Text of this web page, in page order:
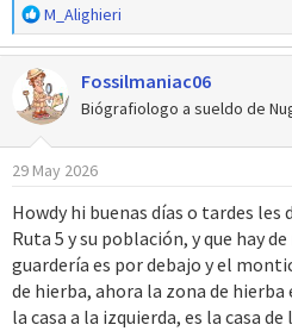
R
e
a
c
c
i
o
n
s
:
M_Alighieri
Fossilmaniac06
Biógrafiologo a sueldo de
29 May 2026
Howdy hi buenas días o tardes
Ruta 5 y su población, y que hay
guardería es por debajo y el
de hierba, ahora la zona de
la casa a la izquierda, es la casa